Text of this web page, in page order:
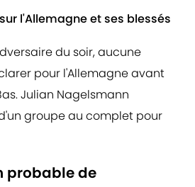
l'Allemagne et ses blessés
du soir, aucune
pour l'Allemagne avant
Julian Nagelsmann
groupe au complet pour
probable de